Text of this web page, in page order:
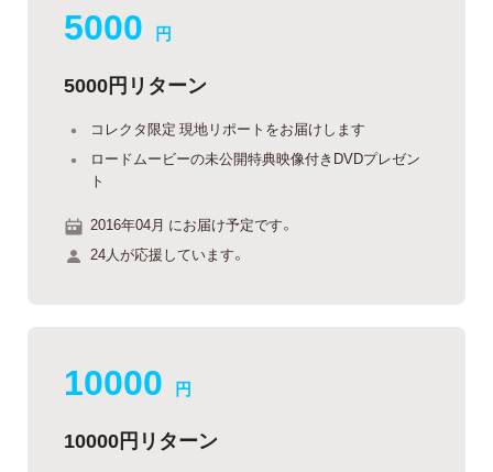
5000 円
5000円リターン
コレクタ限定 現地リポートをお届けします
ロードムービーの未公開特典映像付きDVDプレゼン
ト
2016年04月 にお届け予定です。
24人が応援しています。
10000 円
10000円リターン